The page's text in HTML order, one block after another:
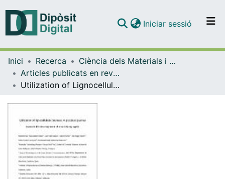
Navega per tot el DD
Com publicar
Iniciar sessió (current)
Inici Recerca
Ciència dels Materials i Química Física
Articles publicats en revistes (Ciència dels Materials i Química Física)
Utilization of Lignocellulosic Biomass: A Practical Journey Towards the Development of Emulsifying Agent